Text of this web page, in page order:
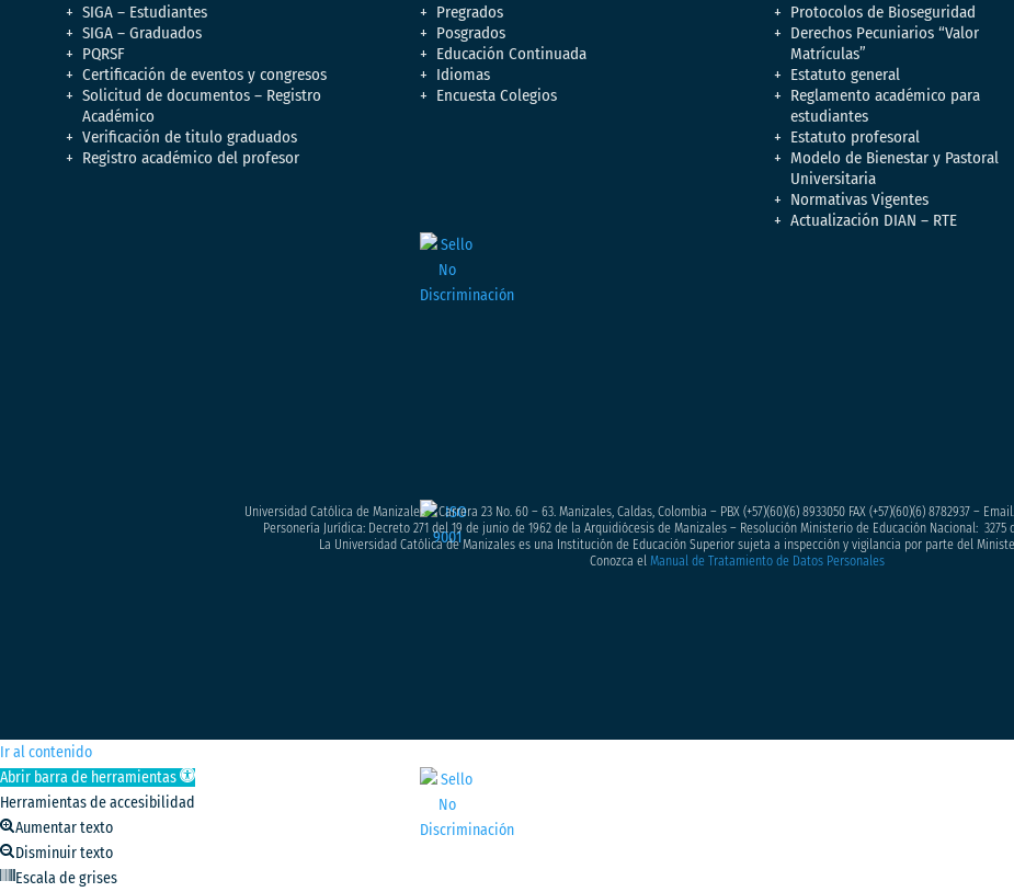
SIGA – Estudiantes
SIGA – Graduados
PQRSF
Certificación de eventos y congresos
Solicitud de documentos – Registro
Académico
Verificación de titulo graduados
Registro académico del profesor
Pregrados
Posgrados
Educación Continuada
Idiomas
Encuesta Colegios
Protocolos de Bioseguridad
Derechos Pecuniarios “Valor
Matrículas”
Estatuto general
Reglamento académico para
estudiantes
Estatuto profesoral
Modelo de Bienestar y Pastoral
Universitaria
Normativas Vigentes
Actualización DIAN – RTE
Universidad Católica de Manizales – Carrera 23 No. 60 – 63. Manizales, Caldas, Colombia – PBX (+57)(60)(6) 8933050FAX (+57)(60)(6) 8782937 –
Personería Jurídica: Decreto 271 del 19 de junio de 1962 de la Arquidiócesis de Manizales – Resolución Ministerio de Educación Nacional: 3275
La Universidad Católica de Manizales es una Institución de Educación Superior sujeta a inspección y vigilancia por parte del
Conozca el Manual de Tratamiento de Datos Personales
Ir al contenido
Abrir barra de herramientas
Herramientas de accesibilidad
Aumentar texto
Disminuir texto
Escala de grises